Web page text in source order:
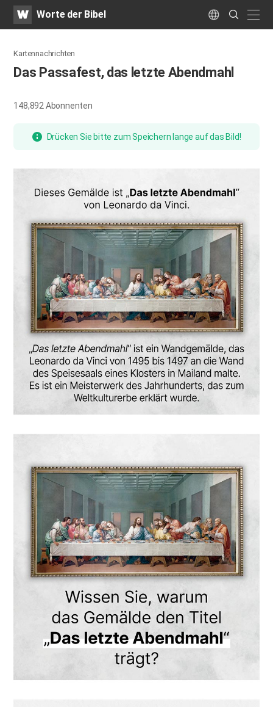
WATVWorte der Bibel Language
Search
Submit
Kartennachrichten
Das Passafest, das letzte Abendmahl
148,892 Abonnenten
Drücken Sie bitte zum Speichern lange auf das Bild!